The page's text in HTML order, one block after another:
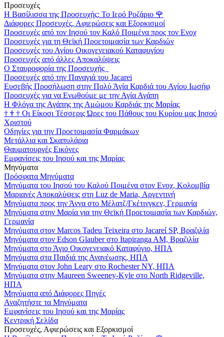
Προσευχές
Η Βασίλισσα της Προσευχής: Το Ιερό Ροζάριο 🌹
Διάφορες Προσευχές, Αφιερώσεις και Εξορκισμοί
Προσευχές από τον Ιησού τον Καλό Ποιμένα προς τον Ενοχ
Προσευχές για τη Θεϊκή Προετοιμασία των Καρδιών
Προσευχές του Αγίου Οικογενειακού Καταφυγίου
Προσευχές από άλλες Αποκαλύψεις
Ο Σταυροφορία της Προσευχής
Προσευχές από την Παναγιά του Jacarei
Ευσεβής Προσήλωση στην Πολύ Άγία Καρδιά του Αγίου Ιωσήφ
Προσευχές για να Ενωθούμε με την Αγία Αγάπη
Η Φλόγα της Αγάπης της Αμώμου Καρδιάς της Μαρίας
† † † Οι Είκοσι Τέσσερις Ώρες του Πάθους του Κυρίου μας Ιησού
Χριστού
Οδηγίες για την Προετοιμασία Φαρμάκων
Μετάλλια και Σκαπυλάρια
Θαυματουργές Εικόνες
Εμφανίσεις του Ιησού και της Μαρίας
Μηνύματα
Πρόσφατα Μηνύματα
Μηνύματα του Ιησού του Καλού Ποιμένα στον Ενοχ, Κολομβία
Μαριανές Αποκαλύψεις στη Luz de Maria, Αργεντινή
Μηνύματα προς την Άννα στο Μέλατζ/Γκέτινγκεν, Γερμανία
Μηνύματα στην Μαρία για την Θεϊκή Προετοιμασία των Καρδιών,
Γερμανία
Μηνύματα στον Marcos Tadeu Teixeira στο Jacareí SP, Βραζιλία
Μηνύματα στον Edson Glauber στο Itapiranga AM, Βραζιλία
Μηνύματα στο Άγιο Οικογενειακό Καταφύγιο, ΗΠΑ
Μηνύματα στα Παιδιά της Ανανέωσης, ΗΠΑ
Μηνύματα στον John Leary στο Rochester NY, ΗΠΑ
Μηνύματα στην Maureen Sweeney-Kyle στο North Ridgeville,
ΗΠΑ
Μηνύματα από Διάφορες Πηγές
Αναζητήστε τα Μηνύματα
Εμφανίσεις του Ιησού και της Μαρίας
Κεντρική Σελίδα
Προσευχές, Αφιερώσεις και Εξορκισμοί